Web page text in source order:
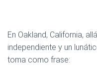
En Oakland, California,
independiente y un
toma como frase: